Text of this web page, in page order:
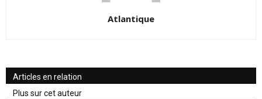
Atlantique
Articles en relation
Plus sur cet auteur